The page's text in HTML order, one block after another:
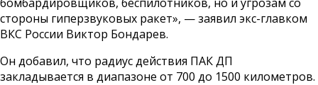
стороны гиперзвуковых ракет», — заявил экс-главком
ВКС России Виктор Бондарев.
Он добавил, что радиус действия ПАК ДП
закладывается в диапазоне от 700 до 1500 километров.